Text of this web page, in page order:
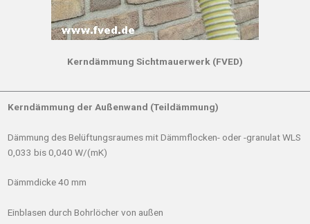
Kerndämmung Sichtmauerwerk (FVED)
Kerndämmung der Außenwand (Teildämmung)
Dämmung des Belüftungsraumes mit Dämmflocken- oder -granulat WLS
0,033 bis 0,040 W/(mK)
Dämmdicke 40 mm
Einblasen durch Bohrlöcher von außen